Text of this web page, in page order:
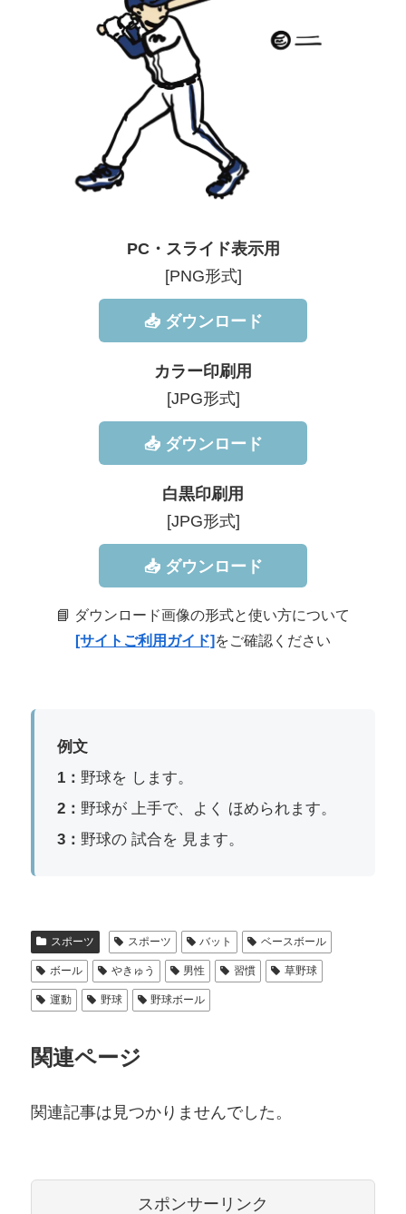
PC・スライド表示用
[PNG形式]
📥 ダウンロード
カラー印刷用
[JPG形式]
📥 ダウンロード
白黒印刷用
[JPG形式]
📥 ダウンロード
📘 ダウンロード画像の形式と使い方について
[サイトご利用ガイド] をご確認ください
例文
1： 野球を します。
2： 野球が 上手で、よく ほめられます。
3： 野球の 試合を 見ます。
スポーツ スポーツ バット ベースボール
ボール やきゅう 男性 習慣 草野球
運動 野球 野球ボール
関連ページ
関連記事は見つかりませんでした。
スポンサーリンク